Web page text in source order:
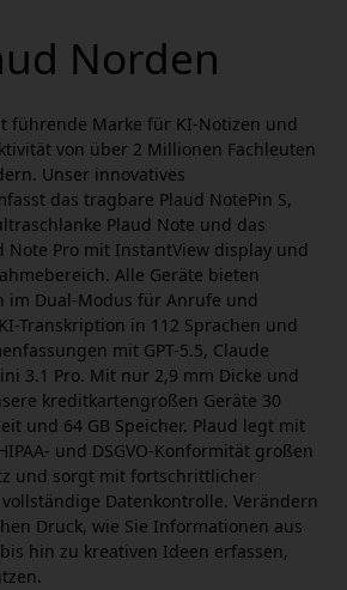
Norden
führende Marke für KI-Notizen und
von über 2 Millionen Fachleuten
Unser innovatives
das tragbare Plaud NotePin S,
Plaud Note und das
Pro mit InstantView display und
Alle Geräte bieten
im Dual-Modus für Anrufe und
Transkription in 112 Sprachen und
mit GPT-5.5, Claude
3.1 Pro. Mit nur 2,9 mm Dicke und
kreditkartengroßen Geräte 30
und 64 GB Speicher. Plaud legt mit
und DSGVO-Konformität großen
und sorgt mit fortschrittlicher
Datenkontrolle. Verändern
Druck, wie Sie Informationen aus
hin zu kreativen Ideen erfassen,